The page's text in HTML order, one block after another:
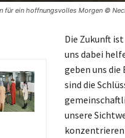
für ein hoffnungsvolles Morgen ©
Die Zukunft
uns dabei
geben uns die
sind die
unsere
konzentrieren